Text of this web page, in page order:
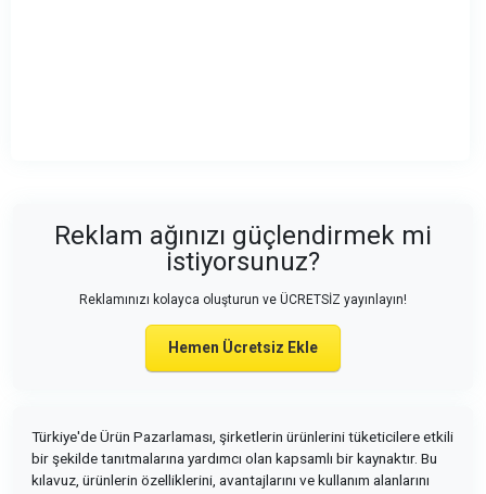
Reklam ağınızı güçlendirmek mi
istiyorsunuz?
Reklamınızı kolayca oluşturun ve ÜCRETSİZ yayınlayın!
Hemen Ücretsiz Ekle
Türkiye'de Ürün Pazarlaması, şirketlerin ürünlerini tüketicilere etkili
bir şekilde tanıtmalarına yardımcı olan kapsamlı bir kaynaktır. Bu
kılavuz, ürünlerin özelliklerini, avantajlarını ve kullanım alanlarını